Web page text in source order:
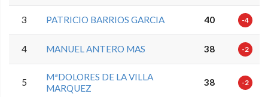
3 PATRICIO BARRIOS GARCIA 40 -4
4 MANUEL ANTERO MAS 38 -2
5
MªDOLORES DE LA VILLA
MARQUEZ
38 -2